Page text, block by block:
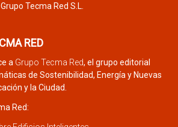
Tecma Red S.L.
RED
a Grupo Tecma Red, el grupo editorial
de Sostenibilidad, Energía y Nuevas
y la Ciudad.
Red: